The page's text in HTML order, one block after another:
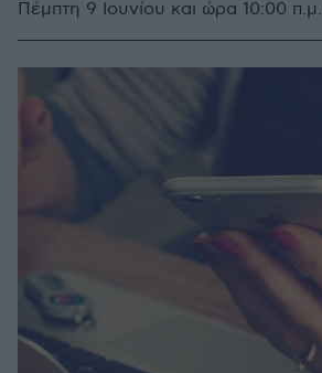
Πέμπτη 9 Ιουνίου και ώρα 10:00 π.μ.